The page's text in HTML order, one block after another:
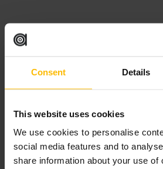
Consent Details
This website uses cookies
We use cookies to personalise
social media features and to
share information about your use of
“Sterke koffie zonder poespas
Geschikt voor
Wat u kunt verwachten